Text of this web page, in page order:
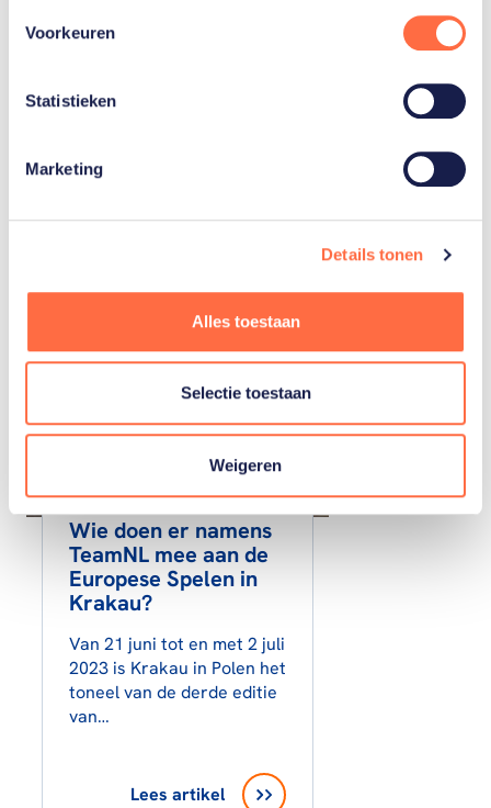
Voorkeuren
Statistieken
Marketing
Details tonen
Alles toestaan
Selectie toestaan
Weigeren
Gerelateerde
artikelen
Wie doen er namens
TeamNL mee aan de
Europese Spelen in
Krakau?
Van 21 juni tot en met 2 juli
2023 is Krakau in Polen het
toneel van de derde editie
van…
Lees artikel